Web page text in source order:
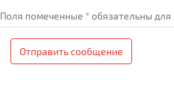
Поля помеченные * обязательны для
Отправить сообщение